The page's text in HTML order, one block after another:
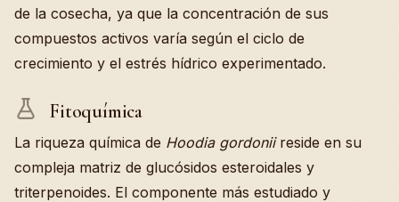
de la cosecha, ya que la concentración de sus
compuestos activos varía según el ciclo de
crecimiento y el estrés hídrico experimentado.
Fitoquímica
La riqueza química de Hoodia gordoniireside en su
compleja matriz de glucósidos esteroidales y
triterpenoides. El componente más estudiado y